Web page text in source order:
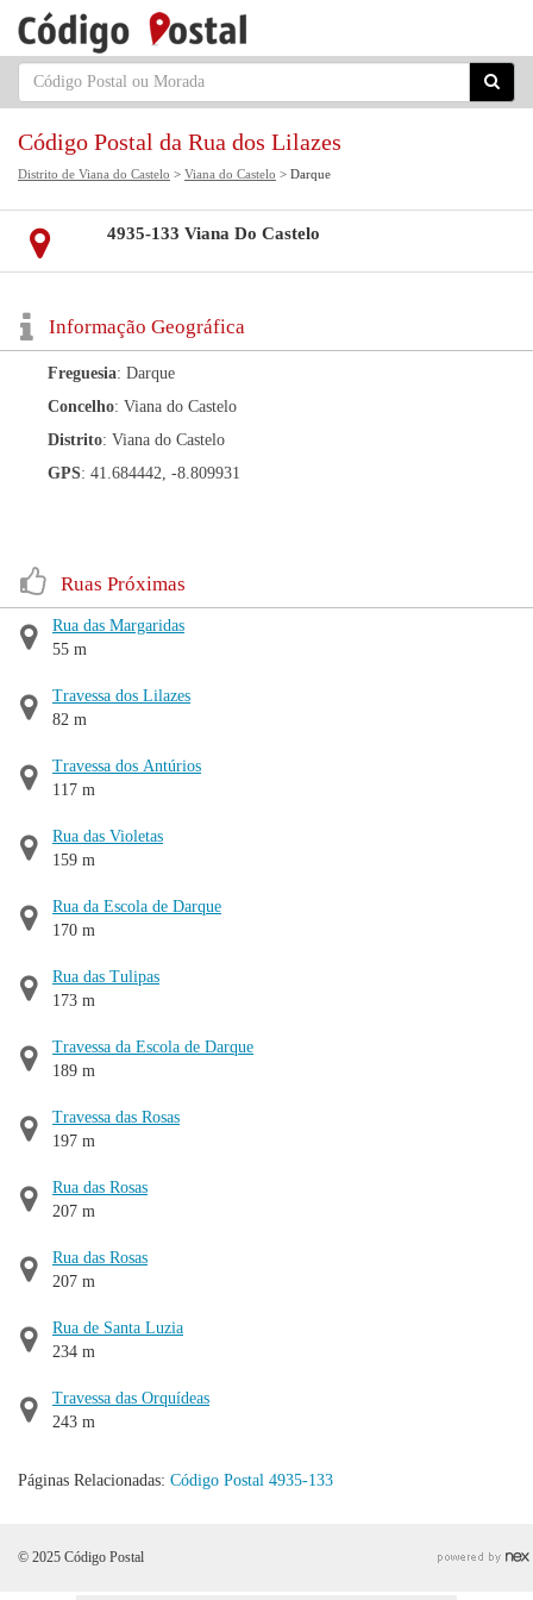
Código Postal da Rua dos Lilazes
Distrito de Viana do Castelo > Viana do Castelo > Darque
4935-133 Viana Do Castelo
Informação Geográfica
Freguesia: Darque
Concelho: Viana do Castelo
Distrito: Viana do Castelo
GPS: 41.684442, -8.809931
Ruas Próximas
Rua das Margaridas
55 m
Travessa dos Lilazes
82 m
Travessa dos Antúrios
117 m
Rua das Violetas
159 m
Rua da Escola de Darque
170 m
Rua das Tulipas
173 m
Travessa da Escola de Darque
189 m
Travessa das Rosas
197 m
Rua das Rosas
207 m
Rua das Rosas
207 m
Rua de Santa Luzia
234 m
Travessa das Orquídeas
243 m
Páginas Relacionadas: Código Postal 4935-133
© 2025 Código Postal